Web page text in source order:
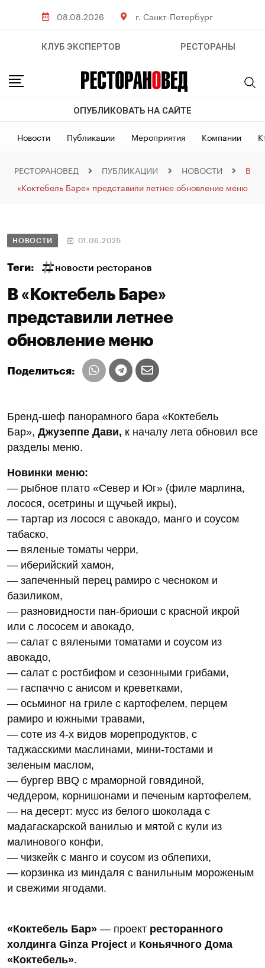
08.08.2026 г. Санкт-Петербург
КЛУБ ЭКСПЕРТОВ РЕСТОРАНЫ
ОПУБЛИКОВАТЬ НА САЙТЕ
Новости Публикации Мероприятия Компании
РЕСТОРАНОВЕД ПУБЛИКАЦИИ НОВОСТИ
В
«Коктебель Баре» представили летнее обновление меню
НОВОСТИ 01.06.2025
Теги: новости ресторанов
В «Коктебель Баре»
представили летнее
обновление меню
Поделиться:
Бренд-шеф панорамного бара «Коктебель
Бар», Джузеппе Дави, к началу лета обновил все
разделы меню.
Новинки меню:
— рыбное плато «Север и Юг» (филе марлина,
лосося, осетрины и щучьей икры),
— тартар из лосося с авокадо, манго и соусом
табаско,
— вяленые томаты черри,
— иберийский хамон,
— запеченный перец рамиро с чесноком и
базиликом,
— разновидности пан-бриоши с красной икрой
или с лососем и авокадо,
— салат с вялеными томатами и соусом из
авокадо,
— салат с ростбифом и сезонными грибами,
— гаспаччо с анисом и креветками,
— осьминог на гриле с картофелем, перцем
рамиро и южными травами,
— соте из 4-х видов морепродуктов, с
таджасскими маслинами, мини-тостами и
зеленым маслом,
— бургер BBQ с мраморной говядиной,
чеддером, корнишонами и печеным картофелем,
— на десерт: мусс из белого шоколада с
мадагаскарской ванилью и мятой с кули из
малинового конфи,
— чизкейк с манго и соусом из облепихи,
— корзинка из миндаля с ванильным мороженым
и свежими ягодами.
«Коктебель Бар» — проект ресторанного
холдинга Ginza Project и Коньячного Дома
«Коктебель».